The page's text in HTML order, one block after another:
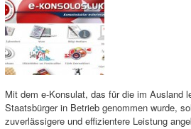
Mit dem e-Konsulat, das für die im Ausland
Staatsbürger in Betrieb genommen wurde,
zuverlässigere und effizientere Leistung